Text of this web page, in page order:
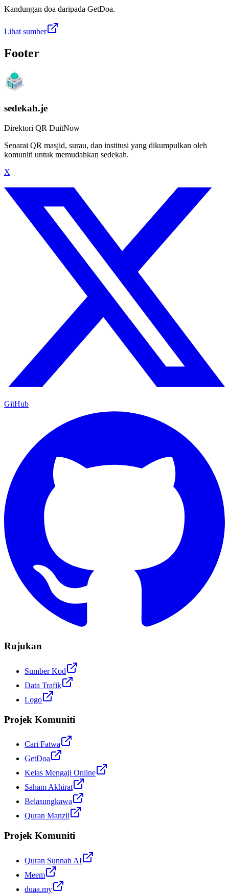
Kandungan doa daripada GetDoa.
Lihat sumber
Footer
sedekah.je
Direktori QR DuitNow
Senarai QR masjid, surau, dan institusi yang dikumpulkan oleh
komuniti untuk memudahkan sedekah.
X
GitHub
Rujukan
Sumber Kod
Data Trafik
Logo
Projek Komuniti
Cari Fatwa
GetDoa
Kelas Mengaji Online
Saham Akhirat
Belasungkawa
Quran Manzil
Projek Komuniti
Quran Sunnah AI
Meem
duaa.my